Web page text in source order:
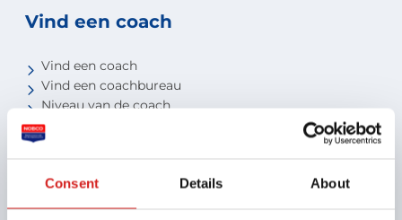
Consent Details About
Vind een coach
Vind een coach
Vind een coachbureau
Niveau van de coach
Voor studenten